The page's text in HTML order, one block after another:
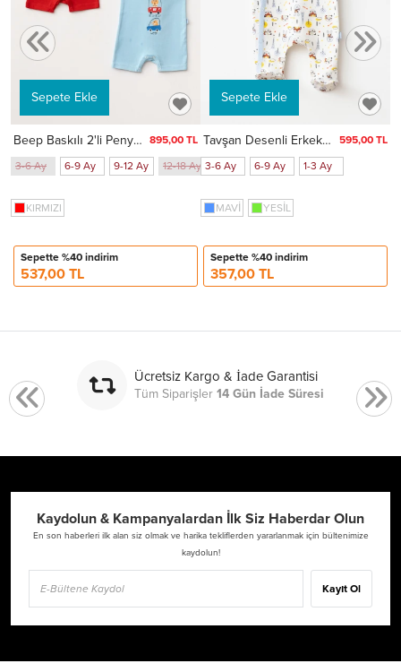
Sepete Ekle
Beep Baskılı 2'li Penye Tulum 1016 895,00 TL
3-6 Ay
6-9 Ay 9-12 Ay 12-18 Ay 18-24 Ay 1-3 Ay
KIRMIZI
Sepette %40 indirim
537,00 TL
Sepete Ekle
Tavşan Desenli Erkek Bebek Verev Tulum 1004 595,00 TL
3-6 Ay
6-9 Ay 1-3 Ay
MAVİ YESİL
Sepette %40 indirim
357,00 TL
Ücretsiz Kargo & İade Garantisi
Tüm Siparişler14 Gün İade Süresi
Kaydolun & Kampanyalardan İlk Siz Haberdar Olun
En son haberleri ilk alan siz olmak ve harika tekliflerden yararlanmak için bültenimize
kaydolun!
Kayıt Ol